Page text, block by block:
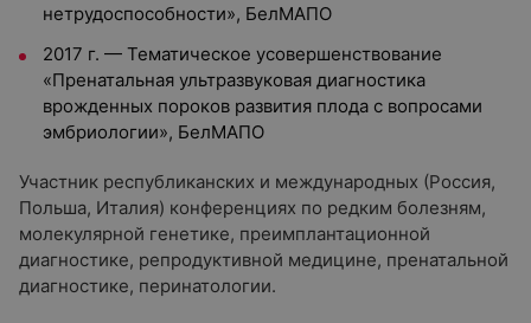
нетрудоспособности», БелМАПО
2017 г. — Тематическое усовершенствование
«Пренатальная ультразвуковая диагностика
врожденных пороков развития плода с вопросами
эмбриологии», БелМАПО
Участник республиканских и международных (Россия,
Польша, Италия) конференциях по редким болезням,
молекулярной генетике, преимплантационной
диагностике, репродуктивной медицине, пренатальной
диагностике, перинатологии.